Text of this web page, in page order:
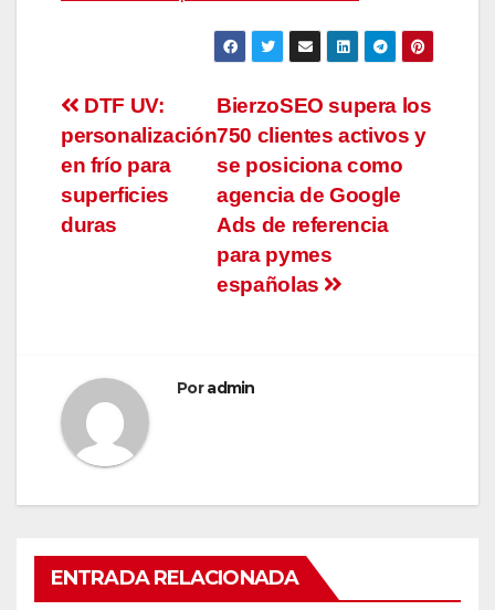
Navegación
de
entradas
BierzoSEO supera los
750 clientes activos y
se posiciona como
agencia de Google
Ads de referencia
para pymes
españolas
DTF UV:
personalización
en frío para
superficies
duras
Poradmin
ENTRADA RELACIONADA